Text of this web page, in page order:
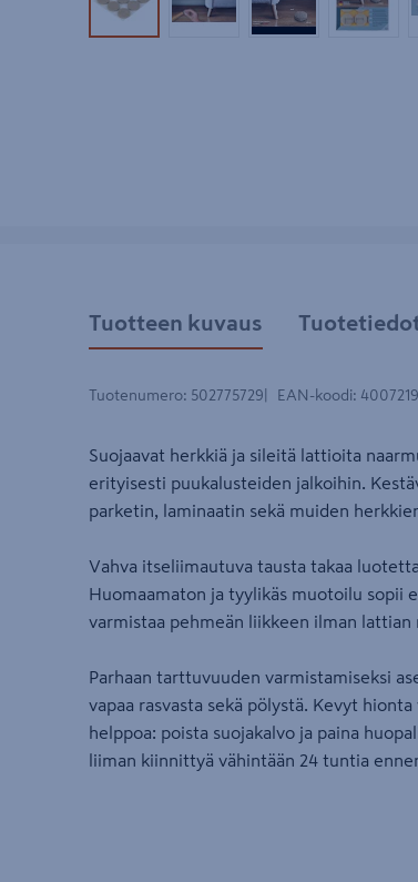
Tuotekuva 1Tuotekuva 2Tuotekuva 3
Tuotteen kuvaus
Tuotenumero: 502775729 EAN-koodi:
Suojaavat herkkiä ja sileitä lattioita
erityisesti puukalusteiden jalkoihin.
parketin, laminaatin sekä muiden
Vahva itseliimautuva tausta takaa
Huomaamaton ja tyylikäs muotoilu sopii
varmistaa pehmeän liikkeen ilman lattian
Parhaan tarttuvuuden varmistamiseksi
vapaa rasvasta sekä pölystä. Kevyt
helppoa: poista suojakalvo ja paina
liiman kiinnittyä vähintään 24 tuntia